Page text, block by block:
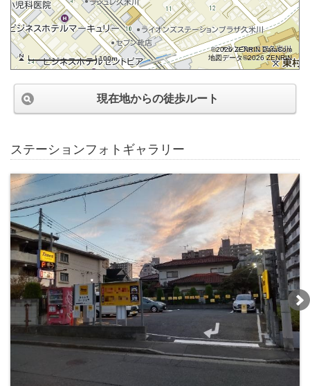
100m
©2026 ZENRIN DataCom
地図データ©2026 ZENRIN
現在地からの徒歩ルート
ステーションフォトギャラリー